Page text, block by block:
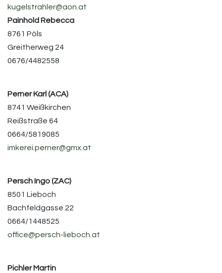
kugelstrahler@aon.at
Painhold Rebecca
8761 Pöls
Greitherweg 24
0676/4482558
Perner Karl (ACA)
8741 Weißkirchen
Reißstraße 64
0664/5819085
imkerei.perner@gmx.at
Persch Ingo (ZAC)
8501 Lieboch
Bachfeldgasse 22
0664/1448525
office@persch-lieboch.at
Pichler Martin